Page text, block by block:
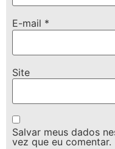
E-mail *
Site
Salvar meus dados
vez que eu comentar.